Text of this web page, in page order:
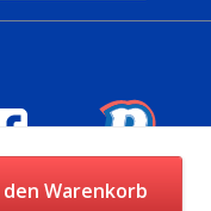
den Warenkorb